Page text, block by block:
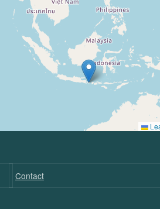
Contact